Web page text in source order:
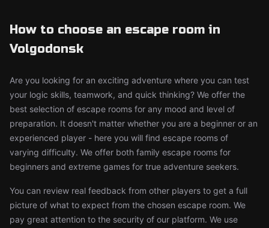
How to choose an escape room in
Volgodonsk
Are you looking for an exciting adventure where you can test
your logic skills, teamwork, and quick thinking? We offer the
best selection of escape rooms for any mood and level of
preparation. It doesn't matter whether you are a beginner or an
experienced player - here you will find escape rooms of
varying difficulty. We offer both family escape rooms for
beginners and extreme games for true adventure seekers.
You can review real feedback from other players to get a full
picture of what to expect from the chosen escape room. We
pay great attention to the security of our platform. We use